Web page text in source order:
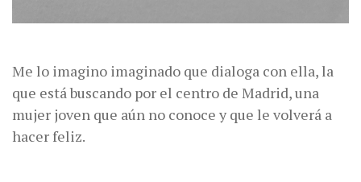
Me lo imagino imaginado que dialoga con ella, la
que está buscando por el centro de Madrid, una
mujer joven que aún no conoce y que le volverá a
hacer feliz.